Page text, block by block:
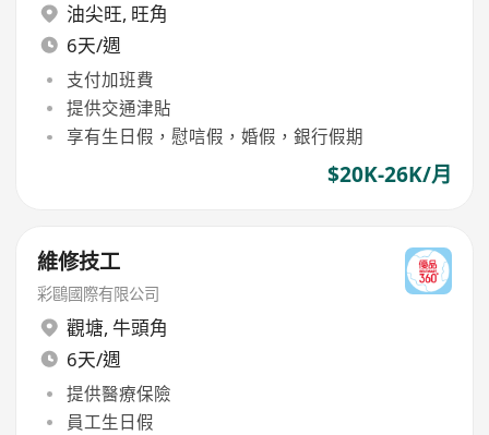
油尖旺, 旺角
6天/週
支付加班費
提供交通津貼
享有生日假，慰唁假，婚假，銀行假期
$20K-26K/月
維修技工
彩鷗國際有限公司
觀塘, 牛頭角
6天/週
提供醫療保險
員工生日假